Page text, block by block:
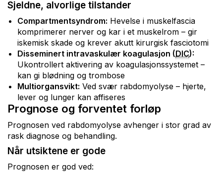
Sjeldne, alvorlige tilstander
Compartmentsyndrom: Hevelse i muskelfascia
komprimerer nerver og kar i et muskelrom – gir
iskemisk skade og krever akutt kirurgisk fasciotomi
Disseminert intravaskulær koagulasjon (DIC):
Ukontrollert aktivering av koagulasjonssystemet –
kan gi blødning og trombose
Multiorgansvikt: Ved svær rabdomyolyse – hjerte,
lever og lunger kan affiseres
Prognose og forventet forløp
Prognosen ved rabdomyolyse avhenger i stor grad av
rask diagnose og behandling.
Når utsiktene er gode
Prognosen er god ved: